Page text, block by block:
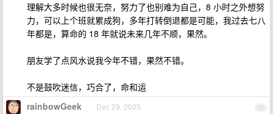
理解大多时候也很无奈，努力了也别难为自己，8 小时之外想努
力，可以上个班就累成狗，多年打转倒退都是可能，我过去七八
年都是，算命的 18 年就说未来几年不顺，果然。
朋友学了点风水说我今年不错，果然不错。
不是鼓吹迷信，巧合了，命和运
11
rainbowGeek Dec 29, 2025